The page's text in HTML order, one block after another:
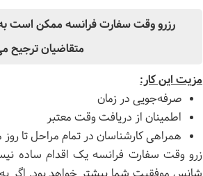
رزرو وقت سفارت فرانسه ممکن است
متقاضیان ترجیح
مزیت این کار:
صرفه‌جویی در زمان
اطمینان از دریافت وقت معتبر
همراهی کارشناسان در تمام مراحل تا روز
زرو وقت سفارت فرانسه یک اقدام ساده